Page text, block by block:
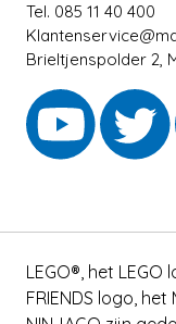
Tel. 085 11 40 400
Brieltjenspolder 2,
LEGO®, het LEGO
FRIENDS logo, het